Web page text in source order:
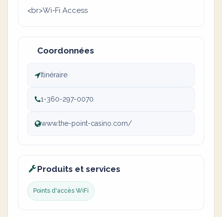
<br>Wi-Fi Access
Coordonnées
Itinéraire
1-360-297-0070
www.the-point-casino.com/
Produits et services
Points d'accès WiFi